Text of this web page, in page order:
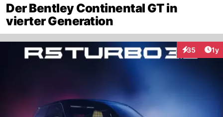
Der Bentley Continental GT in
vierter Generation
35 1y